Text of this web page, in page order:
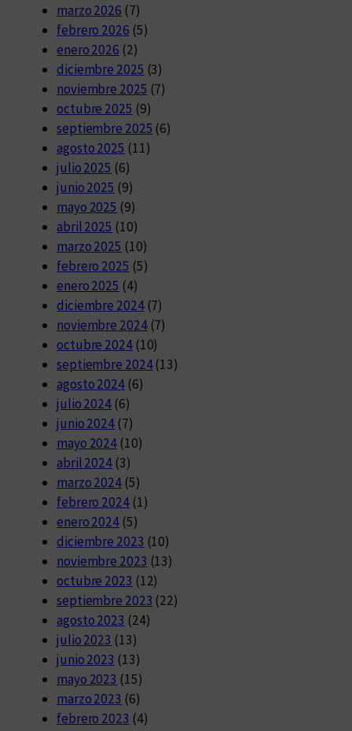
marzo 2026 (7)
febrero 2026 (5)
enero 2026 (2)
diciembre 2025 (3)
noviembre 2025 (7)
octubre 2025 (9)
septiembre 2025 (6)
agosto 2025 (11)
julio 2025 (6)
junio 2025 (9)
mayo 2025 (9)
abril 2025 (10)
marzo 2025 (10)
febrero 2025 (5)
enero 2025 (4)
diciembre 2024(7)
noviembre 2024(7)
octubre 2024(10)
septiembre 2024(13)
agosto 2024(6)
julio 2024 (6)
junio 2024 (7)
mayo 2024 (10)
abril 2024 (3)
marzo 2024 (5)
febrero 2024(1)
enero 2024 (5)
diciembre 2023 (10)
noviembre 2023 (13)
octubre 2023 (12)
septiembre 2023 (22)
agosto 2023 (24)
julio 2023 (13)
junio 2023 (13)
mayo 2023 (15)
marzo 2023 (6)
febrero 2023 (4)